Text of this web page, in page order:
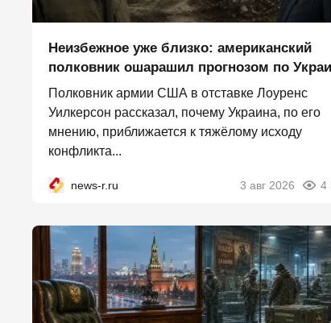
Неизбежное уже близко: американский
полковник ошарашил прогнозом по
Полковник армии США в отставке Лоуренс
Уилкерсон рассказал, почему Украина, по его
мнению, приближается к тяжёлому исходу
конфликта...
news-r.ru 3 авг 2026 4